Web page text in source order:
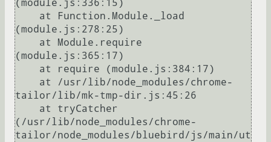
(module.js:336:15)
(module.js:278:25)
(module.js:365:17)
tailor/lib/mk-tmp-dir.js:45:26
(/usr/lib/node_modules/chrome-
tailor/node_modules/bluebird/js/main/ut